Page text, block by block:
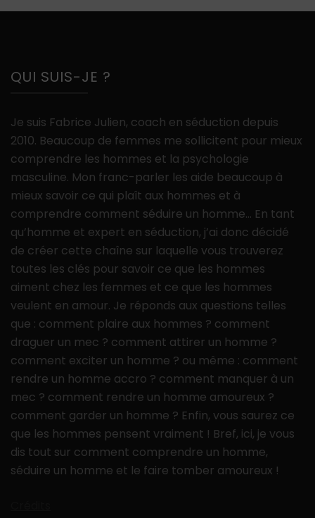
QUI SUIS-JE ?
Je suis Fabrice Julien, coach en séduction depuis
2010. Beaucoup de femmes me sollicitent pour mieux
comprendre les hommes et la psychologie
masculine. Mon franc-parler les aide beaucoup à
mieux savoir ce qui plaît aux hommes et à
comprendre comment séduire un homme… En tant
qu’homme et expert en séduction, j’ai donc décidé
de créer cette chaîne sur laquelle vous trouverez
toutes les clés pour savoir ce que les hommes
aiment chez les femmes et ce que les hommes
veulent en amour. Je réponds aux questions telles
que : comment plaire aux hommes ? comment
draguer un mec ? comment attirer un homme ?
comment exciter un homme ? ou même : comment
rendre un homme accro ? comment manquer à un
mec ? comment rendre un homme amoureux ?
comment garder un homme ? Enfin, vous saurez ce
que les hommes pensent vraiment ! Bref, ici, je vous
dis tout sur comment comprendre un homme,
séduire un homme et le faire tomber amoureux !